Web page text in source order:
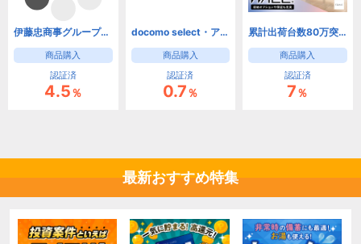
伊藤忠商事グループの中古スマホ（iPhone / Android）ECサイト「にこスマ」
商品購入
認証済
4.5％
docomo select・アクセサリー（ドコモオンラインショップ）
商品購入
認証済
0.7％
累計出荷台数80万突破。テレビスタンドならWALL【EQUALS】
商品購入
認証済
7％
最新おすすめ特集